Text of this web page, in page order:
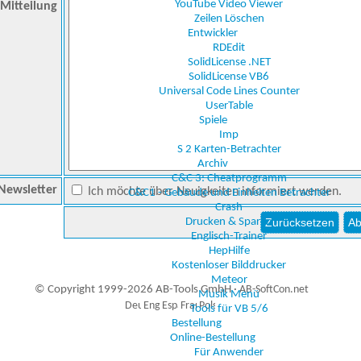
YouTube Video Viewer
Zeilen Löschen
Entwickler
RDEdit
SolidLicense .NET
SolidLicense VB6
Universal Code Lines Counter
UserTable
Spiele
Imp
S 2 Karten-Betrachter
Archiv
C&C 3: Cheatprogramm
C&C1 - Gebäude und Einheiten Betrachter
Crash
Drucken & Sparen
Englisch-Trainer
HepHilfe
Kostenloser Bilddrucker
Meteor
Musik Menü
Tools für VB 5/6
Bestellung
Online-Bestellung
Für Anwender
Mitteilung
Newsletter Ich möchte über Neuigkeiten informiert werden.
© Copyright 1999-2026 AB-Tools GmbH ·AB-SoftCon.net
Auxiliary supplies